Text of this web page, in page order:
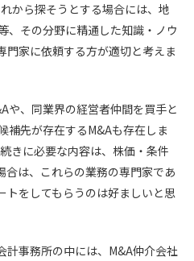
から探そうとする場合には、地
、その分野に精通した知識・ノウ
門家に依頼する方が適切と考えま
や、同業界の経営者仲間を買手と
補先が存在するM&Aも存在しま
きに必要な内容は、株価・条件
合は、これらの業務の専門家であ
トをしてもらうのは好ましいと思
計事務所の中には、M&A仲介会社